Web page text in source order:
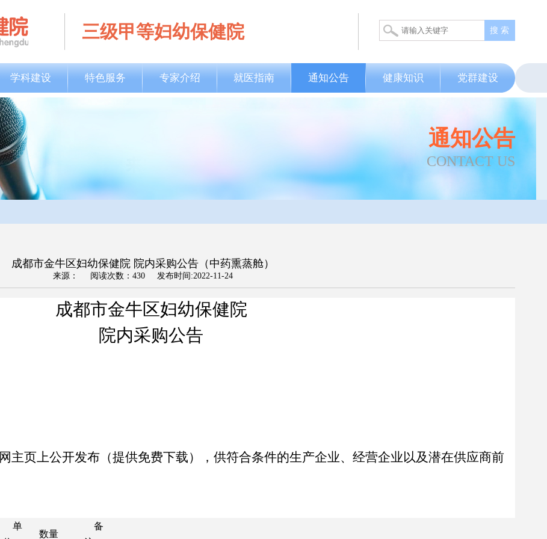
三级甲等妇幼保健院 搜 索
学科建设 特色服务 专家介绍 就医指南 通知公告 健康知识 党群建设
通知公告
CONTACT US
成都市金牛区妇幼保健院 院内采购公告（中药熏蒸舱）
来源： 阅读次数： 430 发布时间:2022-11-24
成都市金牛区妇幼保健院
院内采购公告
网主页上公开发布（提供免费下载），供符合条件的生产企业、经营企业以及潜在供应商前
单
数量
备